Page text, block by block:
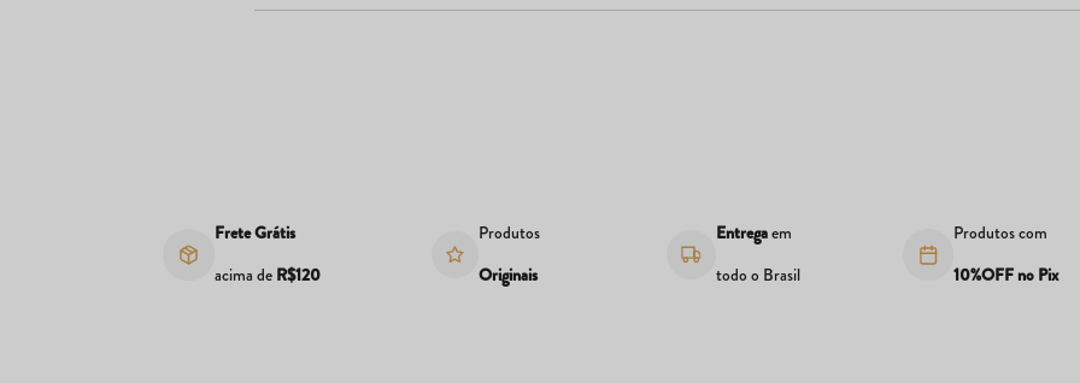
Frete Grátis
acima de R$120
Produtos
Originais
Entregaem
todo o Brasil
Produtos com
10%OFF no Pix